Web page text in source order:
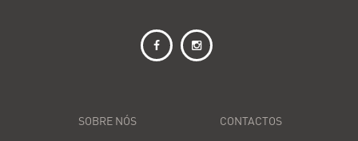
SOBRE NÓS CONTACTOS